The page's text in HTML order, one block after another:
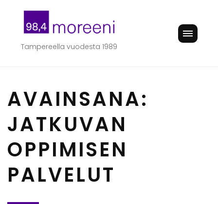
content
Tampereella vuodesta 1989
AVAINSANA:
JATKUVAN
OPPIMISEN
PALVELUT